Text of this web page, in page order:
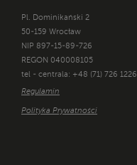
Pl. Dominikański 2
50-159 Wrocław
NIP 897-15-89-726
REGON 040008105
tel - centrala: +48 (71) 726 1226
Regulamin
Polityka Prywatności